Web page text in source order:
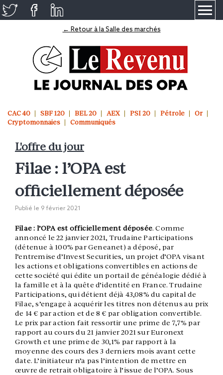
← Retour à la Salle des marchés
CAC 40 SBF 120 BEL 20 AEX PSI 20 Pétrole
Or
Cryptomonnaies
Communiqués
L'offre du jour
Filae : l’OPA est
officiellement déposée
Publié le 9 février 2021
Filae : l’OPA est officiellement déposée. Comme
annoncé le 22 janvier 2021, Trudaine Participations
(détenue à 100% par Geneanet) a déposé, par
l’entremise d’Invest Securities, un projet d’OPA visant
les actions et obligations convertibles en actions de
cette société qui édite un portail de généalogie dédié à
la famille et à la quête d’identité en France. Trudaine
Participations, qui détient déjà 43,08% du capital de
Filae, s’engage à acquérir les titres non détenus au prix
de 14 € par action et de 8 € par obligation convertible.
Le prix par action fait ressortir une prime de 7,7% par
rapport au cours du 21 janvier 2021 sur Euronext
Growth et une prime de 30,1% par rapport à la
moyenne des cours des 3 derniers mois avant cette
date. L’initiateur n’a pas l’intention de mettre en
œuvre de retrait obligatoire à l’issue de l’OPA. Sous